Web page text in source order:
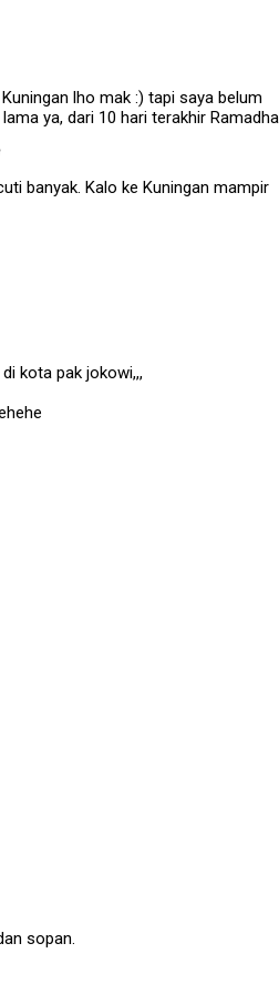
lho mak :) tapi saya belum
ya, dari 10 hari terakhir
banyak. Kalo ke Kuningan mampir
kota pak jokowi,,,
sopan.